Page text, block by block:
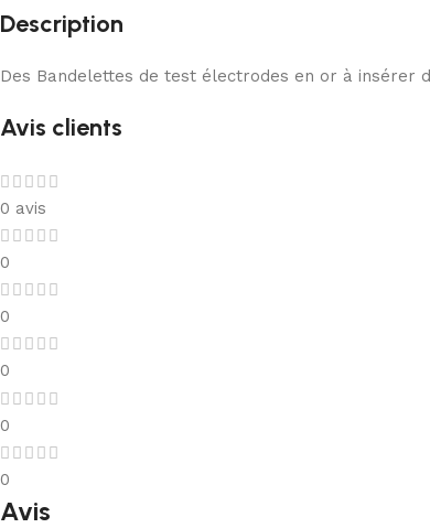
Description
Des Bandelettes de test électrodes en or à insérer
Avis clients
0 avis
0
0
0
0
0
Avis